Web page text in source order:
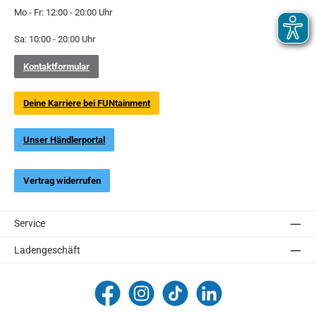
Mo - Fr: 12:00 - 20:00 Uhr
Sa: 10:00 - 20:00 Uhr
Kontaktformular
Deine Karriere bei FUNtainment
Unser Händlerportal
Vertrag widerrufen
Service
Ladengeschäft
FUNtainment Munich
funtainment_mucfuntainment_mucFUNtainment GmbH